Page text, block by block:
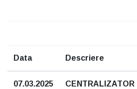
Data Descriere
07.03.2025
CENTRALIZATOR